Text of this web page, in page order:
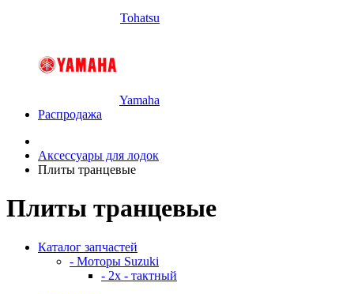
Tohatsu
Yamaha
Распродажа
Аксессуары для лодок
Плиты транцевые
Плиты транцевые
Каталог запчастей
- Моторы Suzuki
- 2x - тактный